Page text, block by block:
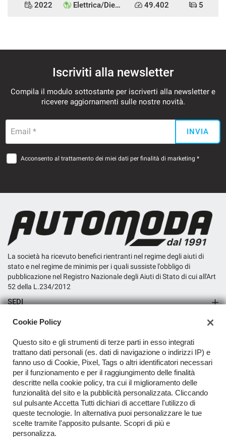
2022 Elettrica/Diesel 49.402 5
Iscriviti alla newsletter
Compila il modulo sottostante per iscriverti alla newsletter e
ricevere aggiornamenti sulle nostre novità.
Email * INVIA
Acconsento al trattamento dei miei dati per finalità di marketing *
La società ha ricevuto benefici rientranti nel regime degli aiuti di
stato e nel regime de minimis per i quali sussiste l'obbligo di
pubblicazione nel Registro Nazionale degli Aiuti di Stato di cui all'Art
52 della L.234/2012
SEDI
Contatti
TORNA IN CIMA
Copyright © 2026 Automoda SRL - P.IVA 04342900489 -
Cookie Policy
Questo sito e gli strumenti di terze parti in esso integrati
trattano dati personali (es. dati di navigazione o indirizzi IP) e
fanno uso di Cookie, Pixel, Tags o altri identificatori necessari
per il funzionamento e per il raggiungimento delle finalità
descritte nella cookie policy, tra cui il miglioramento delle
funzionalità del sito e la pubblicità personalizzata. Cliccando
sul pulsante Accetta Tutti dichiari di accettare l'utilizzo di
queste tecnologie. In alternativa puoi personalizzare le tue
scelte tramite l'apposito pulsante. Scopri di più e
personalizza.